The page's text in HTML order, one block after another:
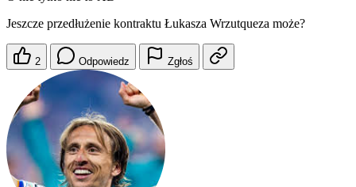
Jeszcze przedłużenie kontraktu Łukasza Wrzutqueza może?
2 Odpowiedz Zgłoś